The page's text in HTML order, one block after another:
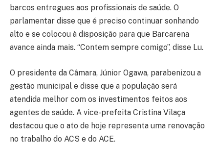
barcos entregues aos profissionais de saúde. O
parlamentar disse que é preciso continuar sonhando
alto e se colocou à disposição para que Barcarena
avance ainda mais. “Contem sempre comigo”, disse Lu.
O presidente da Câmara, Júnior Ogawa, parabenizou a
gestão municipal e disse que a população será
atendida melhor com os investimentos feitos aos
agentes de saúde. A vice-prefeita Cristina Vilaça
destacou que o ato de hoje representa uma renovação
no trabalho do ACS e do ACE.